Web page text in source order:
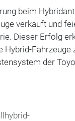
beim
verkauft und
Dieser Erfolg
Hybrid-Fahrzeuge
der